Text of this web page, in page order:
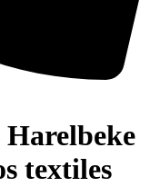
Harelbeke
textiles